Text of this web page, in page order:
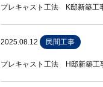
プレキャスト工法 K邸新築
2025.08.12 民間工事
プレキャスト工法 H邸新築